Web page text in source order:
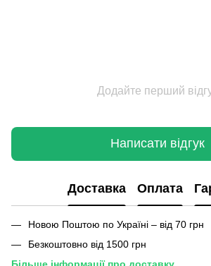
Додайте перший
Написати відгук
Доставка Оплата
Новою Поштою по Україні – від 70 грн
Безкоштовно від 1500 грн